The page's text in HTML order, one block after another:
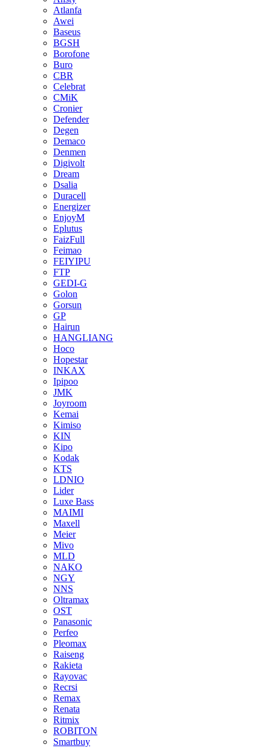
Atlanfa
Awei
Baseus
BGSH
Borofone
Buro
CBR
Celebrat
CMiK
Cronier
Defender
Degen
Demaco
Denmen
Digivolt
Dream
Dsalia
Duracell
Energizer
EnjoyM
Eplutus
FaizFull
Feimao
FEIYIPU
FTP
GEDI-G
Golon
Gorsun
GP
Hairun
HANGLIANG
Hoco
Hopestar
INKAX
Ipipoo
JMK
Joyroom
Kemai
Kimiso
KIN
Kipo
Kodak
KTS
LDNIO
Lider
Luxe Bass
MAIMI
Maxell
Meier
Mivo
MLD
NAKO
NGY
NNS
Oltramax
OST
Panasonic
Perfeo
Pleomax
Raiseng
Rakieta
Rayovac
Recrsi
Remax
Renata
Ritmix
ROBITON
Smartbuy